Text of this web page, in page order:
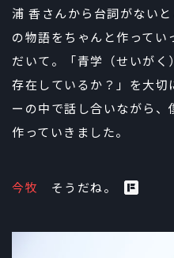
浦 香さんから台詞がない
の物語をちゃんと作ってい
だいて。「青学（せいが
存在しているか？」を大
ーの中で話し合いながら、
作っていきました。
今牧 そうだね。